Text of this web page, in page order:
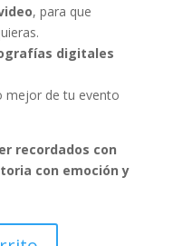
, para que
digitales
mejor de tu evento
recordados con
con emoción y